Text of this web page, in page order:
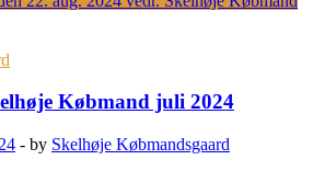
Købmand juli 2024
- by Skelhøje Købmandsgaard